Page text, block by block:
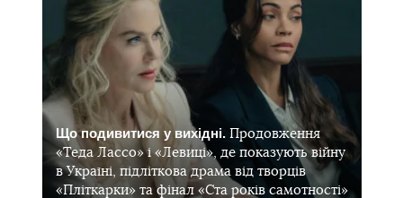
Що подивитися у вихідні. Продовження
«Теда Лассо» і «Левиці», де показують війну
в Україні, підліткова драма від творців
«Пліткарки» та фінал «Ста років самотності»